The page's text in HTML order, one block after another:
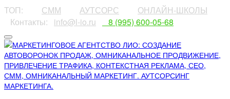
ТОП: СММ АУТСОРС
ОНЛАЙН-ШКОЛЫ
⠀Контакты:⠀ info@l-io.ru ⠀8 (995) 600-05-68